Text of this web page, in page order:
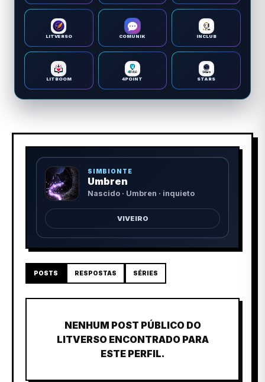
LITVERSO COMUNIK INCLUB
LITBOOM 4POINT STARS
SIMBIONTE
Umbren
Nascido · Umbren · inquieto
VIVEIRO
POSTS RESPOSTAS SÉRIES
NENHUM POST PÚBLICO DO
LITVERSO ENCONTRADO PARA
ESTE PERFIL.